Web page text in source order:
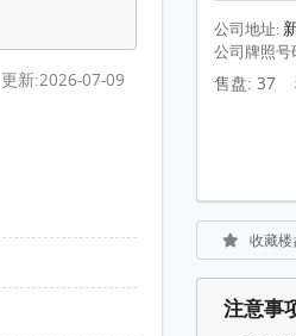
更新:2026-07-09
公司地址:
公司牌照
售盘: 37
收藏楼
注意事